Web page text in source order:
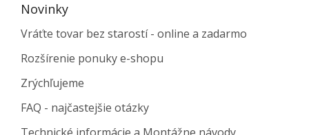
Novinky
Vráťte tovar bez starostí - online a zadarmo
Rozšírenie ponuky e-shopu
Zrýchľujeme
FAQ - najčastejšie otázky